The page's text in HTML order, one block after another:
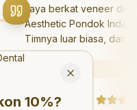
saya berkat veneer
Aesthetic Pondok
Timnya luar biasa,
hasilnya melebihi
saya. Saya
hari."
strong>?
10%?
Close